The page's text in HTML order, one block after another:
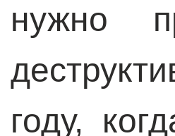
нужно
году,